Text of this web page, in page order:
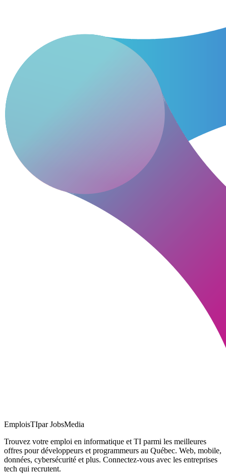
EmploisTIpar JobsMedia
Trouvez votre emploi en informatique et TI parmi les meilleures
offres pour développeurs et programmeurs au Québec. Web, mobile,
données, cybersécurité et plus. Connectez-vous avec les entreprises
tech qui recrutent.